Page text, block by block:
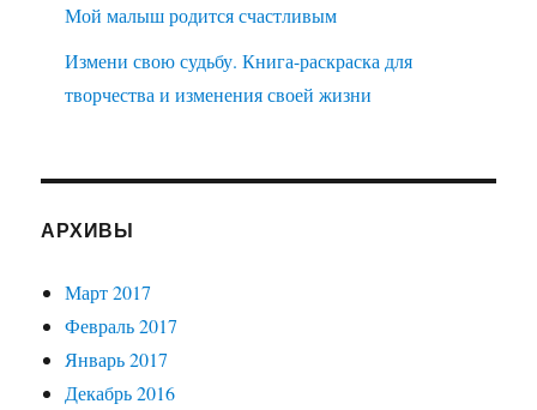
Мой малыш родится счастливым
Измени свою судьбу. Книга-раскраска для
творчества и изменения своей жизни
АРХИВЫ
Март 2017
Февраль 2017
Январь 2017
Декабрь 2016